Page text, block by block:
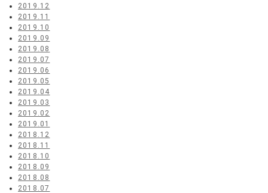
2019.12
2019.11
2019.10
2019.09
2019.08
2019.07
2019.06
2019.05
2019.04
2019.03
2019.02
2019.01
2018.12
2018.11
2018.10
2018.09
2018.08
2018.07